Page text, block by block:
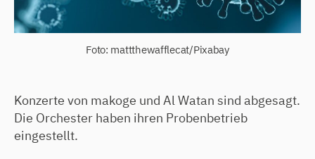
Foto: mattthewafflecat/Pixabay
Konzerte von makoge und Al Watan sind abgesagt.
Die Orchester haben ihren Probenbetrieb
eingestellt.